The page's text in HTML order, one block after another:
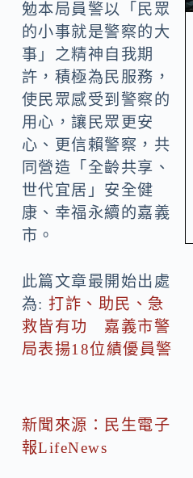
勉本局員警以「民眾
的小事就是警察的大
事」之精神自我期
許，積極為民服務，
使民眾感受到警察的
用心，讓民眾更安
心、更信賴警察，共
同營造「全齡共享、
世代宜居」安全健
康、幸福永續的嘉義
市。
此篇文章最開始出處
為:打詐、助民、急
救皆有功 嘉義市警
局表揚18位績優員警
新聞來源：民生電子
報LifeNews